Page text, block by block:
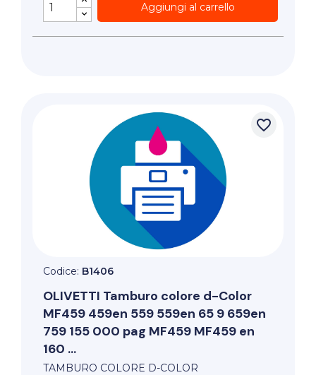
Aggiungi al carrello
favorite_border
Codice: B1406
OLIVETTI Tamburo colore d-Color
MF459 459en 559 559en 65 9 659en
759 155 000 pag MF459 MF459 en
160 ...
TAMBURO COLORE D-COLOR